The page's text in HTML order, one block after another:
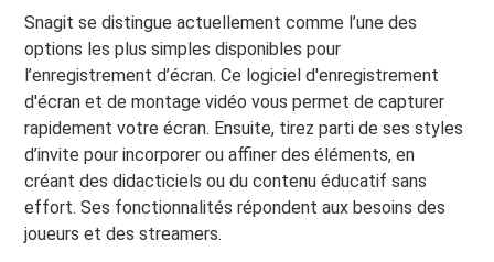
Snagit se distingue actuellement comme l’une des
options les plus simples disponibles pour
l’enregistrement d’écran. Ce logiciel d'enregistrement
d'écran et de montage vidéo vous permet de capturer
rapidement votre écran. Ensuite, tirez parti de ses styles
d’invite pour incorporer ou affiner des éléments, en
créant des didacticiels ou du contenu éducatif sans
effort. Ses fonctionnalités répondent aux besoins des
joueurs et des streamers.